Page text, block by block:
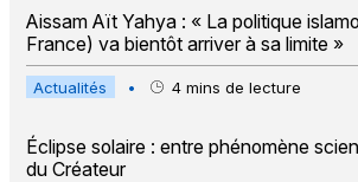
Aissam Aït Yahya : « La politique
France) va bientôt arriver à sa limite »
Actualités • 4 mins de lecture
Éclipse solaire : entre phénomène
du Créateur